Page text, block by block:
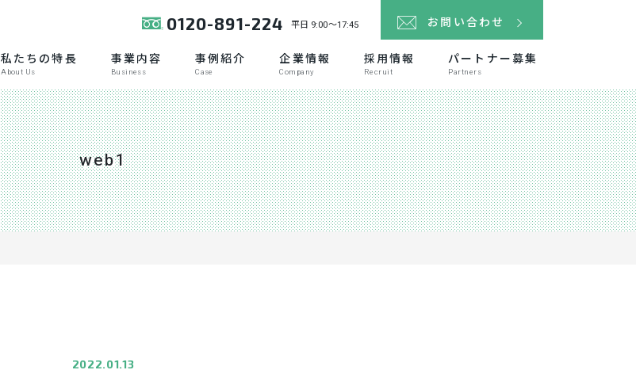
私たちの特長
About Us
事業内容
Business
事例紹介
Case
企業情報
Company
採用情報
Recruit
パートナー募集
Partners
0120-891-224 平日 9:00～17:45 お問い合わせ
web1
2022.01.13